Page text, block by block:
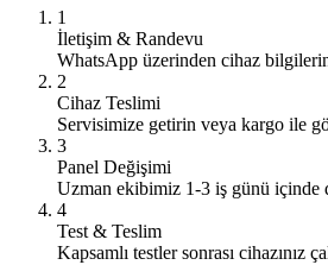
1
İletişim & Randevu
WhatsApp üzerinden cihaz
2
Cihaz Teslimi
Servisimize getirin veya kargo ile
3
Panel Değişimi
Uzman ekibimiz 1-3 iş günü içinde
4
Test & Teslim
Kapsamlı testler sonrası cihazınız